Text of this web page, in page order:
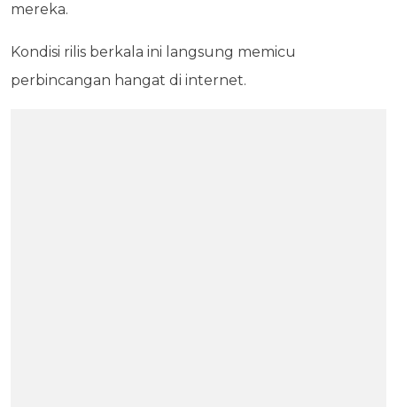
mereka.
Kondisi rilis berkala ini langsung memicu
perbincangan hangat di internet.